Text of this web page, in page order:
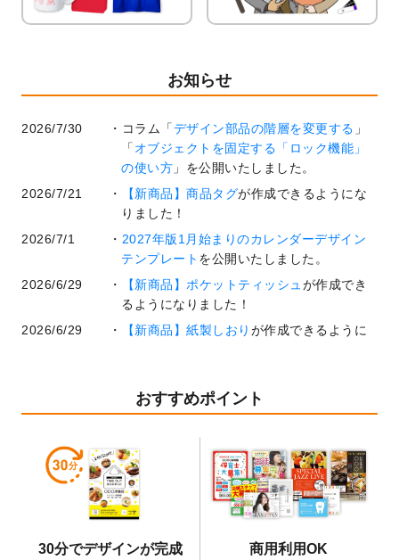
お知らせ
2026/7/30 コラム「デザイン部品の階層を変更する 」
「 オブジェクトを固定する「ロック機能」
の使い方 」を公開いたしました。
2026/7/21
【新商品】商品タグが作成できるようにな
りました！
2026/7/1
2027年版1月始まりのカレンダーデザイン
テンプレート を公開いたしました。
2026/6/29
【新商品】ポケットティッシュが作成でき
るようになりました！
2026/6/29
【新商品】紙製しおり が作成できるように
業効率を上げる便利な操作方法3選！
開いたしました。
暑中見舞いのデザインテンプレート
しました。
2026/5/28
【新商品】マグネットステッカーが作成で
きるようになりました！
の全4ステップを解説！」を公開いたしまし
おすすめポイント
30分でデザインが完成 商用利用OK